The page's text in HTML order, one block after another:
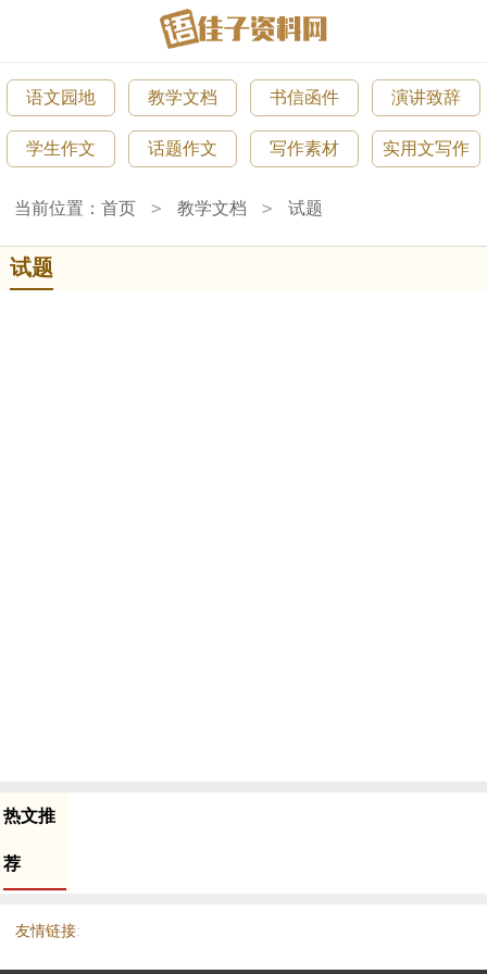
语文园地 教学文档 书信函件 演讲致辞
学生作文 话题作文 写作素材 实用文写作
当前位置：首页 > 教学文档 > 试题
试题
热文推
荐
友情链接: